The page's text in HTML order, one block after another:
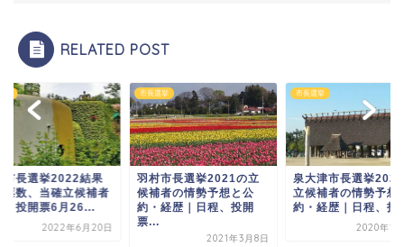
RELATED POST
市長選挙2022結果
票数、当確立候補者
｜投開票6月26...
2022年6月20日
市長選挙
羽村市長選挙2021の立
候補者の情勢予想と公
約・経歴｜日程、投開
票...
2021年3月8日
市長選挙
泉大津市長選挙
立候補者の情勢予想
約・経歴｜日程、投
2020年12